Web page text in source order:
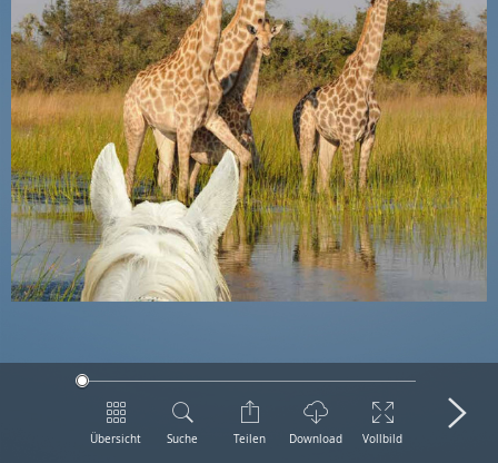
Übersicht Suche Teilen Download Vollbild